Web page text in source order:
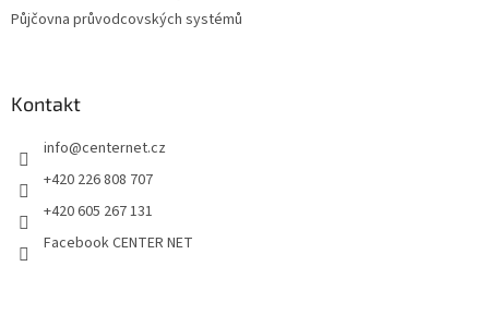
Půjčovna průvodcovských systémů
Kontakt
info@centernet.cz
+420 226 808 707
+420 605 267 131
Facebook CENTER NET